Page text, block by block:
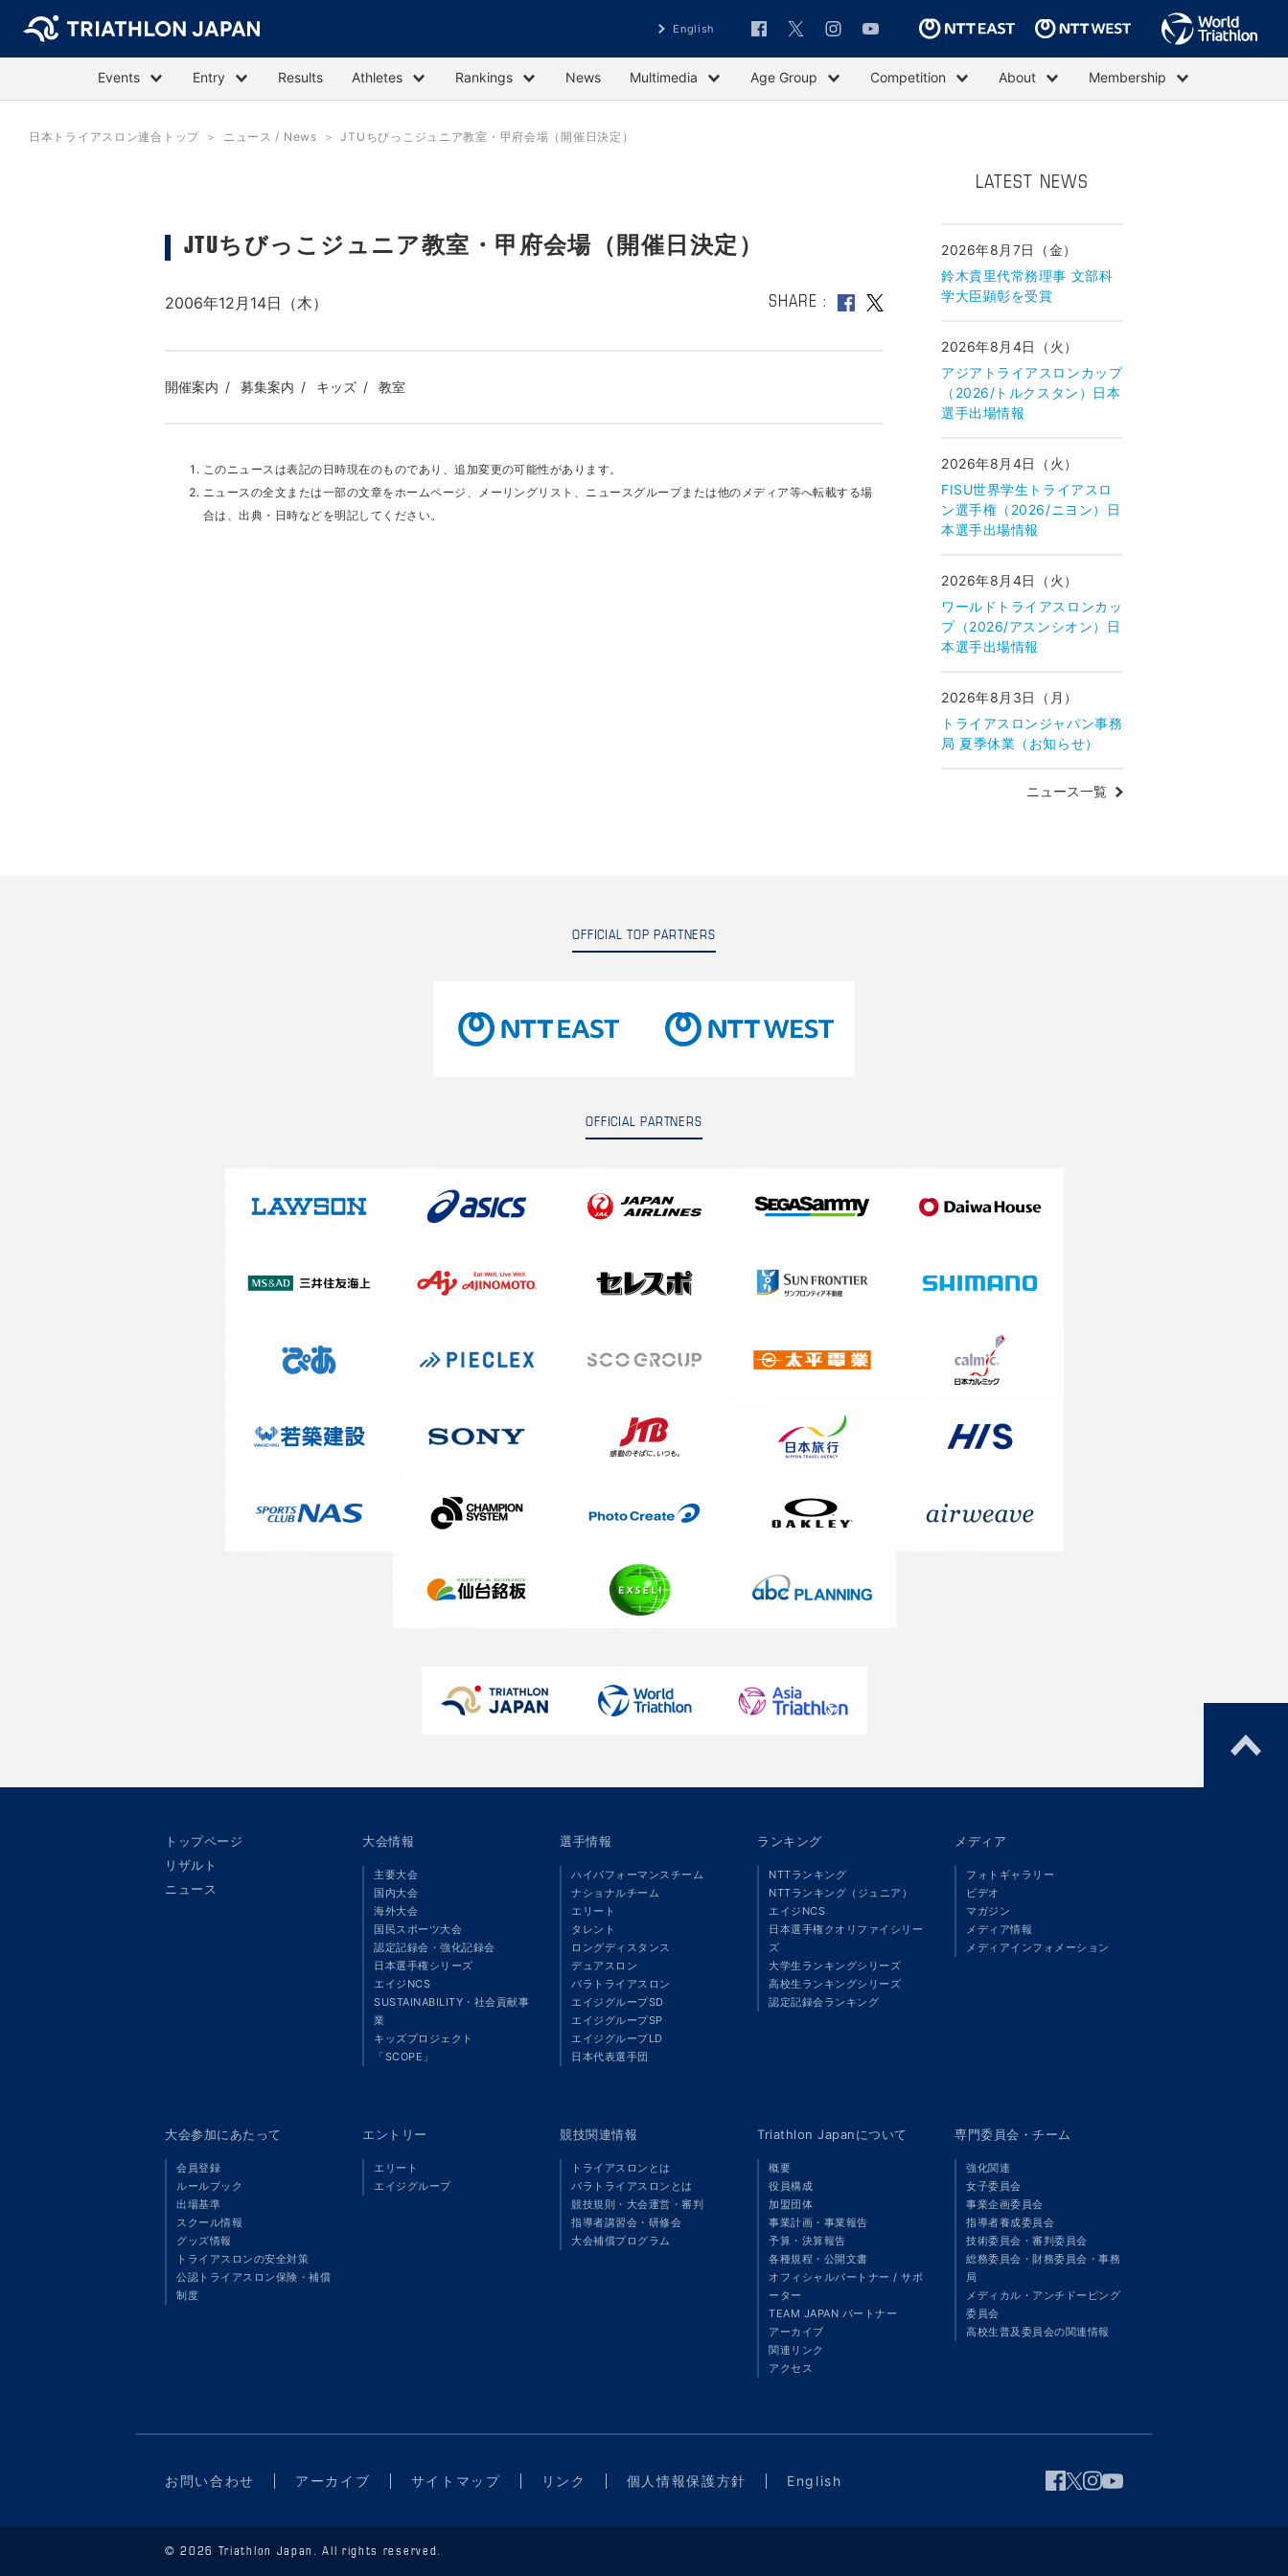
English
Events Entry Results Athletes Rankings News Multimedia Age Group Competition About Membership
日本トライアスロン連合トップ ニュース / News JTUちびっこジュニア教室・甲府会場（開催日決定）
JTUちびっこジュニア教室・甲府会場（開催日決定）
2006年12月14日（木） SHARE
開催案内 募集案内 キッズ 教室
このニュースは表記の日時現在のものであり、追加変更の可能性があります。
ニュースの全文または一部の文章をホームページ、メーリングリスト、ニュースグループまたは他のメディア等へ転載する場
合は、出典・日時などを明記してください。
LATEST NEWS
2026年8月7日（金）
鈴木貴里代常務理事 文部科
学大臣顕彰を受賞
2026年8月4日（火）
アジアトライアスロンカップ
（2026/トルクスタン）日本
選手出場情報
2026年8月4日（火）
FISU世界学生トライアスロ
ン選手権（2026/ニヨン）日
本選手出場情報
2026年8月4日（火）
ワールドトライアスロンカッ
プ（2026/アスンシオン）日
本選手出場情報
2026年8月3日（月）
トライアスロンジャパン事務
局 夏季休業（お知らせ）
ニュース一覧
OFFICIAL TOP PARTNERS
OFFICIAL PARTNERS
トップページ
リザルト
ニュース
大会情報
主要大会
国内大会
海外大会
国民スポーツ大会
認定記録会・強化記録会
日本選手権シリーズ
エイジNCS
SUSTAINABILITY・社会貢献事
業
キッズプロジェクト
「SCOPE」
選手情報
ハイパフォーマンスチーム
ナショナルチーム
エリート
タレント
ロングディスタンス
デュアスロン
パラトライアスロン
エイジグループSD
エイジグループSP
エイジグループLD
日本代表選手団
ランキング
NTTランキング
NTTランキング（ジュニア）
エイジNCS
日本選手権クオリファイシリー
ズ
大学生ランキングシリーズ
高校生ランキングシリーズ
認定記録会ランキング
メディア
フォトギャラリー
ビデオ
マガジン
メディア情報
メディアインフォメーション
大会参加にあたって
会員登録
ルールブック
出場基準
スクール情報
グッズ情報
トライアスロンの安全対策
公認トライアスロン保険・補償
制度
エントリー
エリート
エイジグループ
競技関連情報
トライアスロンとは
パラトライアスロンとは
競技規則・大会運営・審判
指導者講習会・研修会
大会補償プログラム
Triathlon Japanについて
概要
役員構成
加盟団体
事業計画・事業報告
予算・決算報告
各種規程・公開文書
オフィシャルパートナー / サポ
ーター
TEAM JAPAN パートナー
アーカイブ
関連リンク
アクセス
専門委員会・チーム
強化関連
女子委員会
事業企画委員会
指導者養成委員会
技術委員会・審判委員会
総務委員会・財務委員会・事務
局
メディカル・アンチドーピング
委員会
高校生普及委員会の関連情報
お問い合わせ アーカイブ サイトマップ リンク 個人情報保護方針 English
© 2026 Triathlon Japan. All rights reserved.